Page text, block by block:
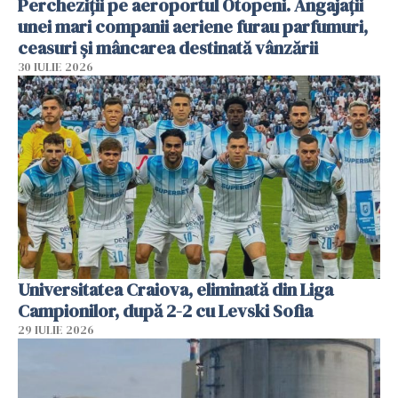
unei mari companii aeriene furau parfumuri,
ceasuri și mâncarea destinată vânzării
30 IULIE 2026
Universitatea Craiova, eliminată din Liga
Campionilor, după 2-2 cu Levski Sofia
29 IULIE 2026